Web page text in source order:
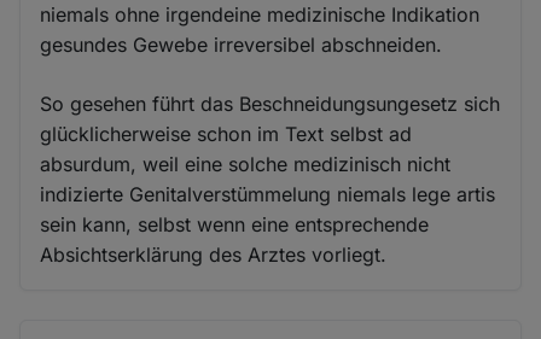
niemals ohne irgendeine medizinische Indikation
gesundes Gewebe irreversibel abschneiden.
So gesehen führt das Beschneidungsungesetz sich
glücklicherweise schon im Text selbst ad
absurdum, weil eine solche medizinisch nicht
indizierte Genitalverstümmelung niemals lege artis
sein kann, selbst wenn eine entsprechende
Absichtserklärung des Arztes vorliegt.